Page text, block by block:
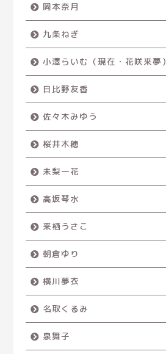
岡本奈月
九条ねぎ
小澤らいむ（現在・花咲来夢）
日比野友香
佐々木みゆう
桜井木穂
未梨一花
高坂琴水
来栖うさこ
朝倉ゆり
横川夢衣
名取くるみ
泉舞子